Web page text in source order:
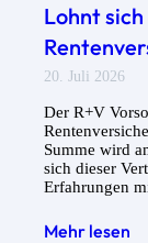
Lohnt
20. Juli 2026
Der R+V
Summe wird
sich dieser
Erfahrungen
Mehr lesen